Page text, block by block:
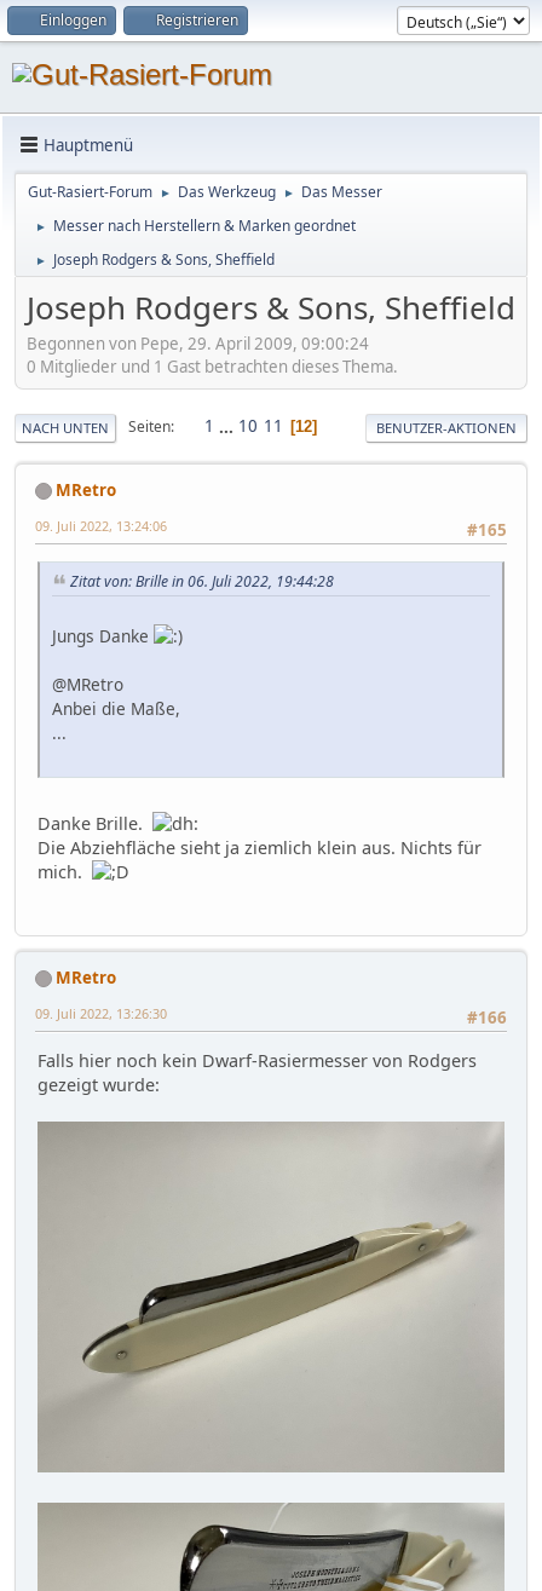
Einloggen Registrieren
Hauptmenü
Gut-Rasiert-Forum ► Das Werkzeug ► Das Messer
► Messer nach Herstellern & Marken geordnet
► Joseph Rodgers & Sons, Sheffield
Joseph Rodgers & Sons, Sheffield
Begonnen von Pepe, 29. April 2009, 09:00:24
0 Mitglieder und 1 Gast betrachten dieses Thema.
NACH UNTEN Seiten 1 ... 10 11 12 BENUTZER-AKTIONEN
MRetro
#165
09. Juli 2022, 13:24:06
Zitat von: Brille in 06. Juli 2022, 19:44:28
Jungs Danke
@MRetro
Anbei die Maße,
...
Danke Brille.
Die Abziehfläche sieht ja ziemlich klein aus. Nichts für
mich.
MRetro
#166
09. Juli 2022, 13:26:30
Falls hier noch kein Dwarf-Rasiermesser von Rodgers
gezeigt wurde: